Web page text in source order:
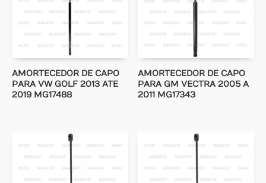
AMORTECEDOR DE CAPO
PARA VW GOLF 2013 ATE
2019 MG17488
AMORTECEDOR DE CAPO
PARA GM VECTRA 2005 A
2011 MG17343